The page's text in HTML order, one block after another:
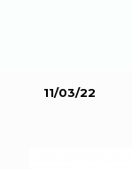
11/03/22